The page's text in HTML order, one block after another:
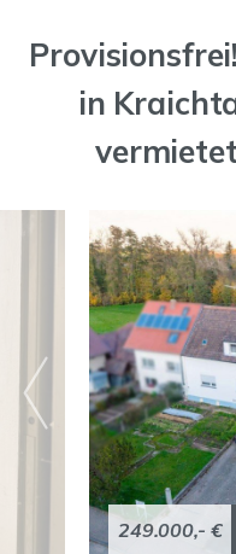
in
249.000,- €